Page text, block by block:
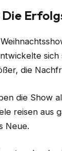
Die
die
die Show
reisen aus
Neue.